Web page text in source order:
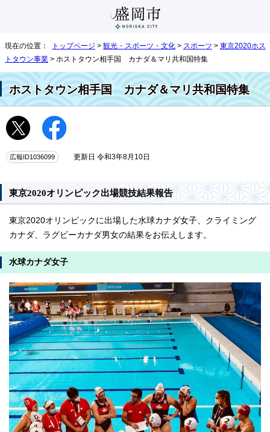
現在の位置： トップページ > 観光・スポーツ・文化 > スポーツ > 東京2020ホス
トタウン事業 > ホストタウン相手国 カナダ＆マリ共和国特集
ホストタウン相手国 カナダ＆マリ共和国特集
広報ID1036099 更新日 令和3年8月10日
東京2020オリンピック出場競技結果報告
東京2020オリンピックに出場した水球カナダ女子、クライミング
カナダ、ラグビーカナダ男女の結果をお伝えします。
水球カナダ女子